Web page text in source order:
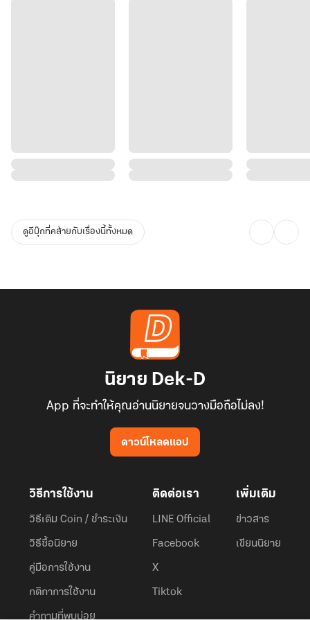
ดูอีบุ๊กที่คล้ายกับเรื่องนี้ทั้งหมด
นิยาย Dek-D
App ที่จะทำให้คุณอ่านนิยายจนวางมือถือไม่ลง!
ดาวน์โหลดแอป
วิธีการใช้งาน
วิธีเติม Coin / ชำระเงิน
วิธีซื้อนิยาย
คู่มือการใช้งาน
กติกาการใช้งาน
คำถามที่พบบ่อย
ติดต่อเรา
LINE Official
Facebook
X
Tiktok
เพิ่มเติม
ข่าวสาร
เขียนนิยาย